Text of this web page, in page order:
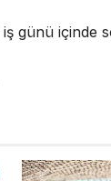
günü içinde